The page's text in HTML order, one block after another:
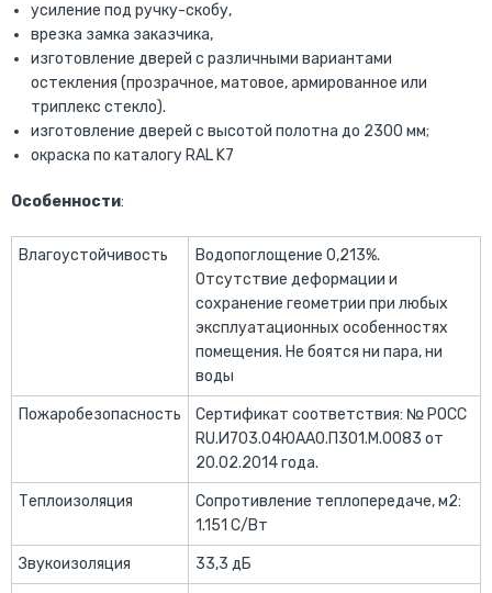
усиление под ручку-скобу,
врезка замка заказчика,
изготовление дверей с различными вариантами
остекления (прозрачное, матовое, армированное или
триплекс стекло).
изготовление дверей с высотой полотна до 2300 мм;
окраска по каталогу RAL K7
Особенности:
Влагоустойчивость
Водопоглощение 0,213%.
Отсутствие деформации и
сохранение геометрии при любых
эксплуатационных особенностях
помещения. Не боятся ни пара, ни
воды
Пожаробезопасность
Сертификат соответствия: № РОСС
RU.И703.04ЮАА0.П301.М.0083 от
20.02.2014 года.
Теплоизоляция
Сопротивление теплопередаче, м2:
1.151 С/Вт
Звукоизоляция 33,3 дБ